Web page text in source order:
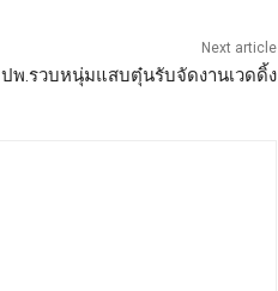
Next article
ปพ.รวบหนุ่มแสบตุ๋นรับจัดงานเวดดิ้ง